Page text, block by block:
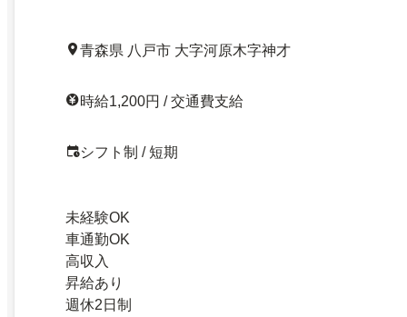
青森県 八戸市 大字河原木字神才
時給1,200円 / 交通費支給
シフト制 / 短期
未経験OK
車通勤OK
高収入
昇給あり
週休2日制